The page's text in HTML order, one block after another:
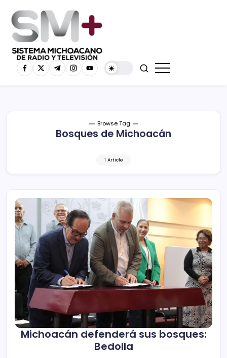
Browse Tag
Bosques de Michoacán
1 Article
Michoacán defenderá sus bosques:
Bedolla